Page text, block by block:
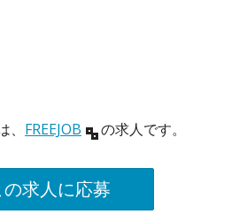
FREEJOB の求人です。
の求人に応募